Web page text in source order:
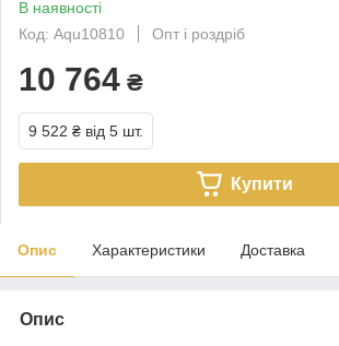
В наявності
Код: Aqu10810
Опт і роздріб
10 764 ₴
9 522 ₴ від 5 шт.
Купити
Опис Характеристики Доставка
Опис